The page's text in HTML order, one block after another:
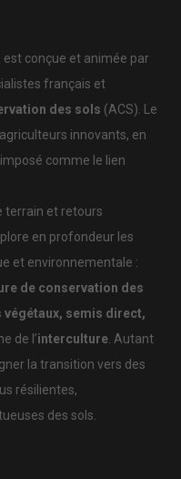
est conçue et animée par
français et
des sols (ACS). Le
innovants, en
comme le lien
terrain et retours
en profondeur les
et environnementale :
de conservation des
semis direct,
de l’interculture . Autant
la transition vers des
résilientes,
des sols.